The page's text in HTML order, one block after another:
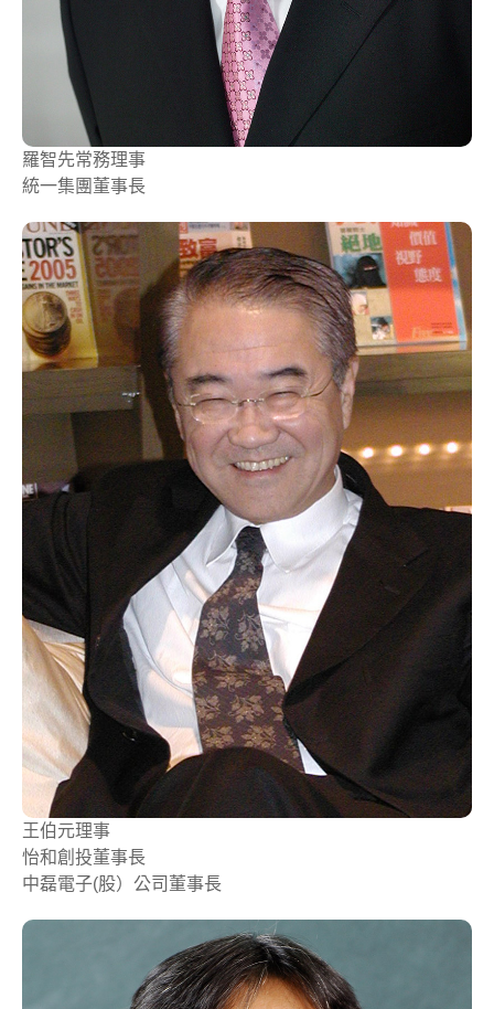
羅智先常務理事
統一集團董事長
王伯元理事
怡和創投董事長
中磊電子(股）公司董事長